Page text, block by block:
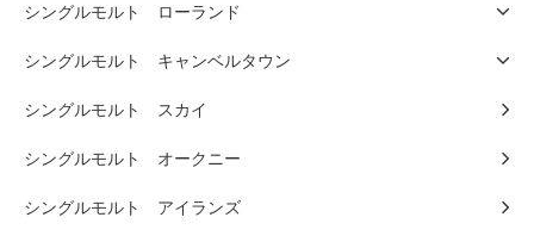
シングルモルト ローランド
シングルモルト キャンベルタウン
シングルモルト スカイ
シングルモルト オークニー
シングルモルト アイランズ